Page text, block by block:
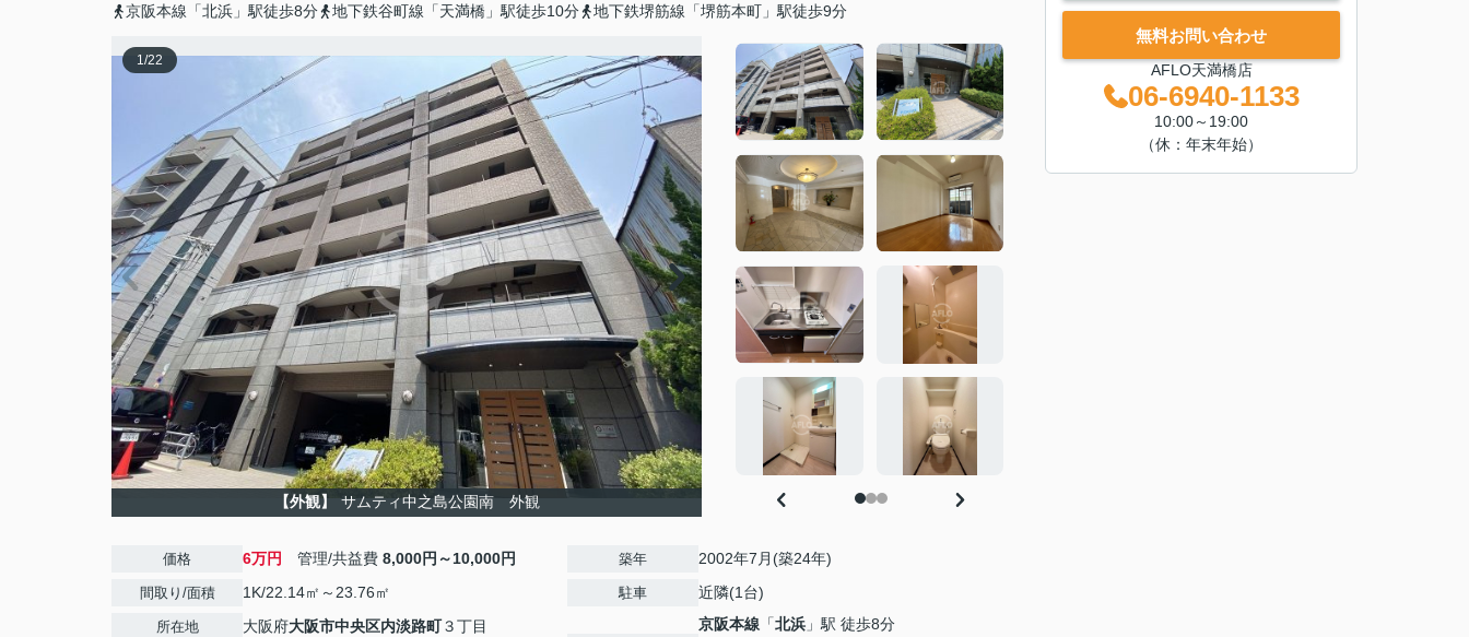
京阪本線「北浜」駅徒歩8分
地下鉄谷町線「天満橋」駅徒歩10分 地下鉄堺筋線「堺筋本町」駅徒歩9分
1/22
【外観】 サムティ中之島公園南 外観
価格 6万円 管理/共益費 8,000円～10,000円
間取り/面積 1K/22.14㎡～23.76㎡
所在地 大阪府大阪市中央区内淡路町３丁目
築年 2002年7月(築24年)
駐車 近隣(1台)
京阪本線 「北浜 」駅 徒歩8分
無料お問い合わせ
AFLO天満橋店
06-6940-1133
10:00～19:00
（休：年末年始）